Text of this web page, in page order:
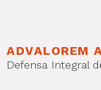
ADVALOREM
Defensa Integral